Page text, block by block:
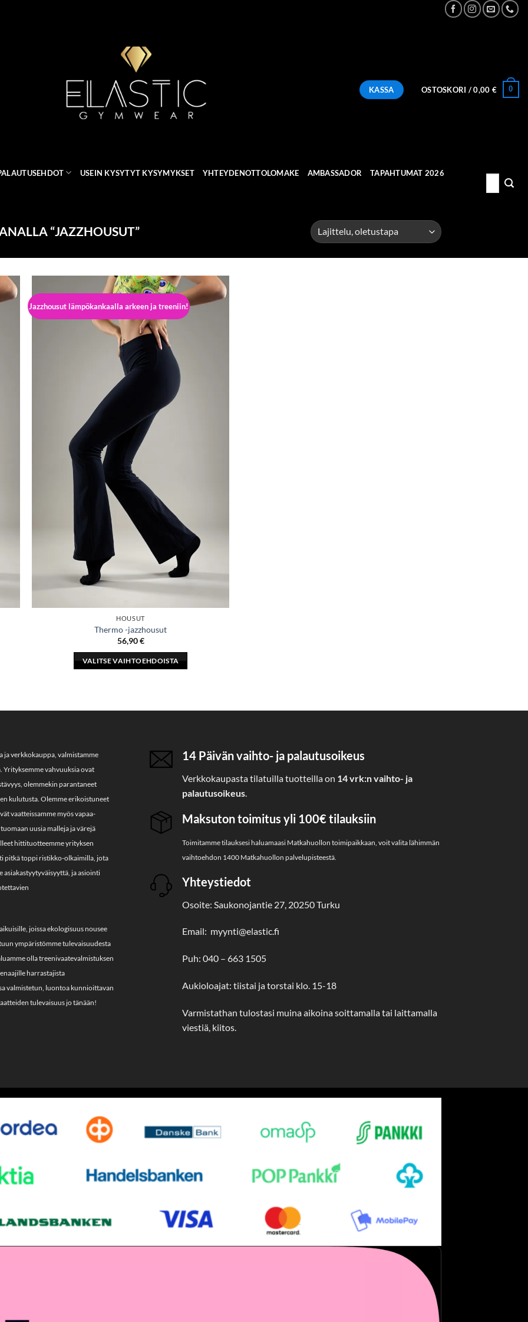
KASSA OSTOSKORI /0,00 € 0
USEIN KYSYTYT KYSYMYKSET YHTEYDENOTTOLOMAKE AMBASSADOR TAPAHTUMAT 2026
“JAZZHOUSUT”
Jazzhousut lämpökankaalla arkeen ja treeniin!
HOUSUT
Thermo -jazzhousut
56,90€
VALITSE VAIHTOEHDOISTA
valinnat
ja verkkokauppa, valmistamme
Yrityksemme vahvuuksia ovat
olemmekin parantaneet
kulutusta. Olemme erikoistuneet
vaatteissamme myös vapaa-
uusia malleja ja värejä
hittituotteemme yrityksen
pitkä toppi ristikko-olkaimilla, jota
asiakastyytyväisyyttä, ja asiointi
joissa ekologisuus nousee
ympäristömme tulevaisuudesta
olla treenivaatevalmistuksen
harrastajista
valmistetun, luontoa kunnioittavan
tulevaisuus jo tänään!
14 Päivän vaihto- ja palautusoikeus
Verkkokaupasta tilatuilla tuotteilla on 14 vrk:n vaihto- ja
palautusoikeus
Maksuton toimitus yli 100€ tilauksiin
Toimitamme tilauksesi haluamaasi Matkahuollon toimipaikkaan, voit valita lähimmän
vaihtoehdon 1400 Matkahuollon palvelupisteestä.
Yhteystiedot
Osoite: Saukonojantie 27, 20250 Turku
Email: myynti@elastic.fi
Puh: 040 – 663 1505
Aukioloajat: tiistai ja torstai klo. 15-18
Varmistathan tulostasi muina aikoina soittamalla tai laittamalla
viestiä, kiitos.